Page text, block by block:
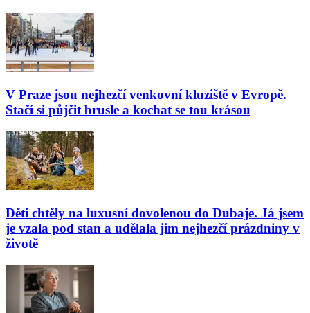
V Praze jsou nejhezčí venkovní kluziště v Evropě.
Stačí si půjčit brusle a kochat se tou krásou
Děti chtěly na luxusní dovolenou do Dubaje. Já jsem
je vzala pod stan a udělala jim nejhezčí prázdniny v
životě